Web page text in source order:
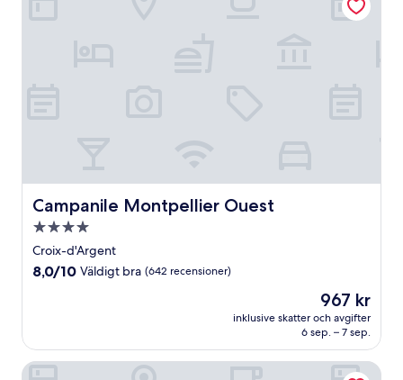
Campanile Montpellier Ouest
Campanile Montpellier Ouest
4.0-
stjärnigt
boende
Croix-d'Argent
8.0
(642 recensioner)
8,0/10 Väldigt bra (642 recensioner)
Priset
är
967 kr
967 kr
inklusive skatter och avgifter
6 sep. – 7 sep.
Best Western Plus Hotel Comedie Saint-Roch